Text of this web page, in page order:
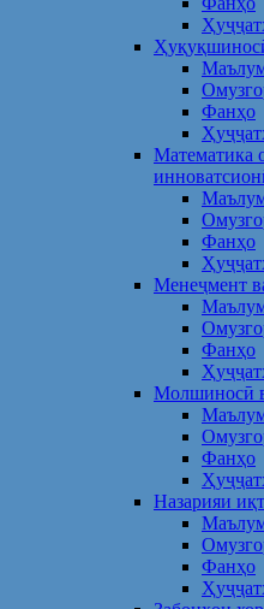
Фанҳо
Математика
Фанҳо
Менеҷмент
Фанҳо
Молшиносӣ
Фанҳо
Назарияи
Фанҳо